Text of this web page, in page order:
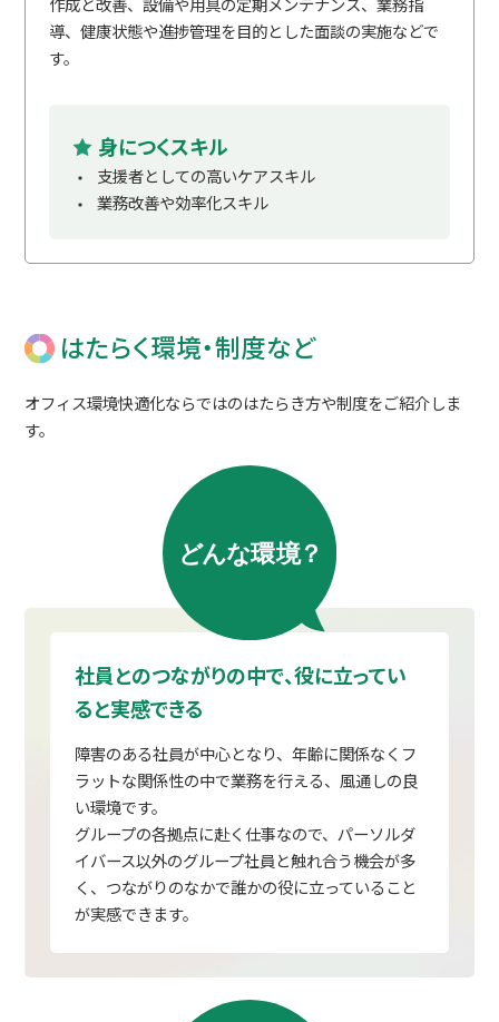
導、健康状態や進捗管理を目的とした面談の実施などで
す。
身につくスキル
支援者としての高いケアスキル
業務改善や効率化スキル
はたらく環境・制度など
オフィス環境快適化ならではのはたらき方や制度をご紹介しま
す。
社員とのつながりの中で、役に立ってい
ると実感できる
障害のある社員が中心となり、年齢に関係なくフ
ラットな関係性の中で業務を行える、風通しの良
い環境です。
グループの各拠点に赴く仕事なので、パーソルダ
イバース以外のグループ社員と触れ合う機会が多
く、つながりのなかで誰かの役に立っていること
が実感できます。